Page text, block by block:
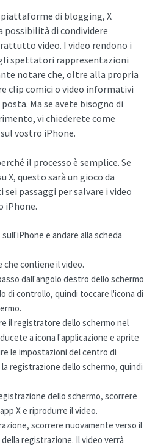
di blogging, X
possibilità di condividere
video. I video rendono i
spettatori rappresentazioni
notare che, oltre alla propria
clip comici o video informativi
Ma se avete bisogno di
vi chiederete come
vostro iPhone.
il processo è semplice. Se
X, questo sarà un gioco da
passaggi per salvare i video
iPhone.
e andare alla scheda
che contiene il video.
dall'angolo destro dello schermo
di controllo, quindi toccare l'icona di
il registratore dello schermo nel
a icona l'applicazione e aprite
le impostazioni del centro di
registrazione dello schermo, quindi
dello schermo, scorrere
X e riprodurre il video.
scorrere nuovamente verso il
registrazione. Il video verrà